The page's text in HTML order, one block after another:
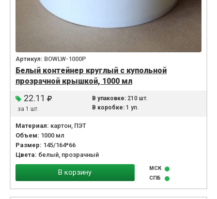
Артикул: BOWLW-1000P
Белый контейнер круглый с купольной
прозрачной крышкой, 1000 мл
22.11
за 1 шт.
В упаковке:210 шт.
В коробке:1 уп.
Материал: картон, ПЭТ
Объем: 1000 мл
Размер: 145/164*66
Цвета: белый, прозрачный
В корзину
МСК
СПБ